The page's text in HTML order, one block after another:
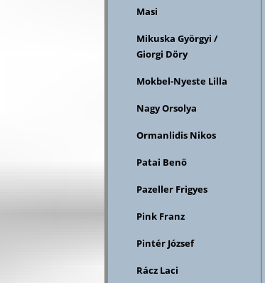
Masi
Mikuska Györgyi /
Giorgi Döry
Mokbel-Nyeste Lilla
Nagy Orsolya
Ormanlidis Nikos
Patai Benö
Pazeller Frigyes
Pink Franz
Pintér József
Rácz Laci